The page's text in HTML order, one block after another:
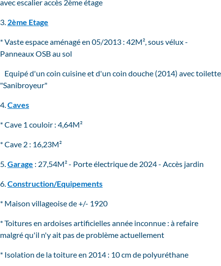
avec escalier accès 2ème étage
3. 2ème Etage
* Vaste espace aménagé en 05/2013 : 42M², sous vélux -
Panneaux OSB au sol
Equipé d'un coin cuisine et d'un coin douche (2014) avec toilette
"Sanibroyeur"
4. Caves
* Cave 1 couloir : 4,64M²
* Cave 2 : 16,23M²
5. Garage : 27,54M² - Porte électrique de 2024 - Accès jardin
6. Construction/Equipements
* Maison villageoise de +/- 1920
* Toitures en ardoises artificielles année inconnue : à refaire
malgré qu'il n'y ait pas de problème actuellement
* Isolation de la toiture en 2014 : 10 cm de polyuréthane